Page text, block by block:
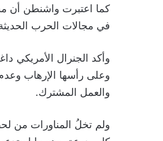
كما اعتبرت واشنطن أن
في مجالات الحرب
وأكد الجنرال الأمريكي
وعلى رأسها الإرهاب
والعمل المشترك.
ولم تخلُ المناورات من